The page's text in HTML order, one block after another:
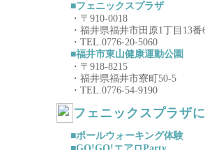
■フェニックスプラザ
・〒910-0018
・福井県福井市田原1丁目13番
・TEL.0776-20-5060
■福井市東山健康運動公園
・〒918-8215
・福井県福井市寮町50-5
・TEL.0776-54-9190
フェニックスプラザ
■ポールウォーキング体験